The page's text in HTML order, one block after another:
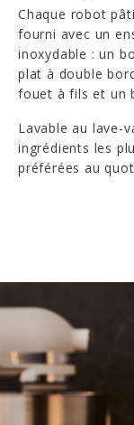
Chaque robot
fourni avec un
inoxydable : un
plat à double
fouet à fils et un
Lavable au lave-
ingrédients les
préférées au